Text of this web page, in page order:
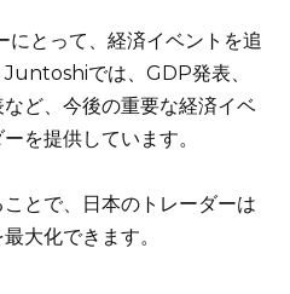
にとって、経済イベントを追
では、GDP発表、
ど、今後の重要な経済イベ
を提供しています。
とで、日本のトレーダーは
大化できます。